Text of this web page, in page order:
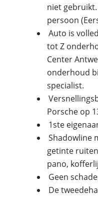
niet
persoon
Auto is
tot Z
Center
onderhoud
specialist.
Porsche op
1ste
Shadowline
getinte
pano,
Geen
De